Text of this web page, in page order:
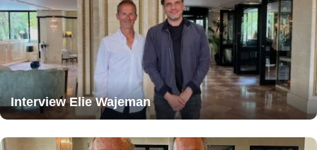
Interview Elie Wajeman